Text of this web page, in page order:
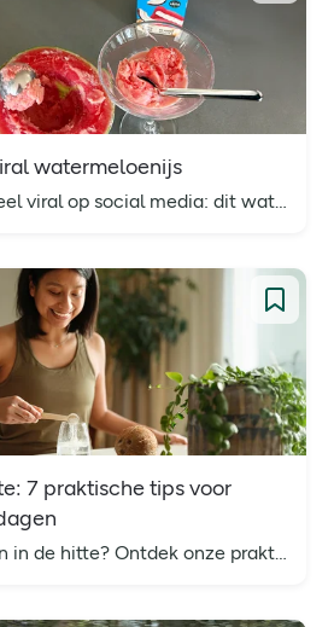
watermeloenijs
Het gaat momenteel viral op social media: dit watermeloenijs. Zo maak je dit lekker verfrissende ijsje lekker en makkelijk zelf.
7 praktische tips voor